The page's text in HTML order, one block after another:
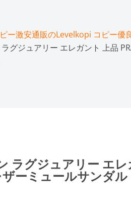
ー激安通販のLevelkopi コピー優
グジュアリー エレガント 上品
ラグジュアリー エレ
ーミュールサンダル